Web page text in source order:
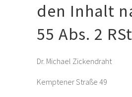
den Inhalt
55 Abs. 2
Dr. Michael Zickendraht
Kemptener Straße 49